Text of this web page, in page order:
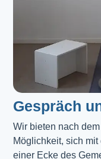
Gespräch
Wir bieten nach
Möglichkeit, sich
einer Ecke des